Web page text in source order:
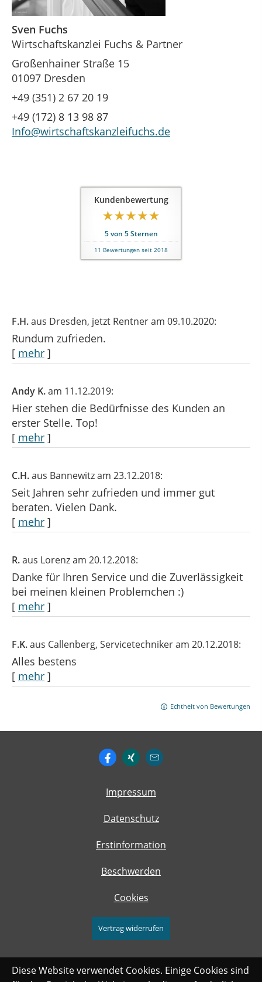
Sven Fuchs
Wirtschaftskanzlei Fuchs & Partner
Großenhainer Straße 15
01097 Dresden
+49 (351) 2 67 20 19
+49 (172) 8 13 98 87
Info@wirtschaftskanzleifuchs.de
Kundenbewertung
5von 5Sternen
11 Bewertungen seit 2018
F.H.aus Dresden, jetzt Rentneram 09.10.2020:
Rundum zufrieden.
[ mehr ]
Andy K.am 11.12.2019:
Hier stehen die Bedürfnisse des Kunden an
erster Stelle. Top!
[ mehr ]
C.H.aus Bannewitzam 23.12.2018:
Seit Jahren sehr zufrieden und immer gut
beraten. Vielen Dank.
[ mehr ]
R.aus Lorenzam 20.12.2018:
Danke für Ihren Service und die Zuverlässigkeit
bei meinen kleinen Problemchen :)
[ mehr ]
F.K.aus Callenberg, Servicetechnikeram 20.12.2018:
Alles bestens
[ mehr ]
Echtheit von Bewertungen
Impressum
Datenschutz
Erstinformation
Beschwerden
Cookies
Vertrag widerrufen
Diese Website verwendet Cookies. Einige Cookies sind